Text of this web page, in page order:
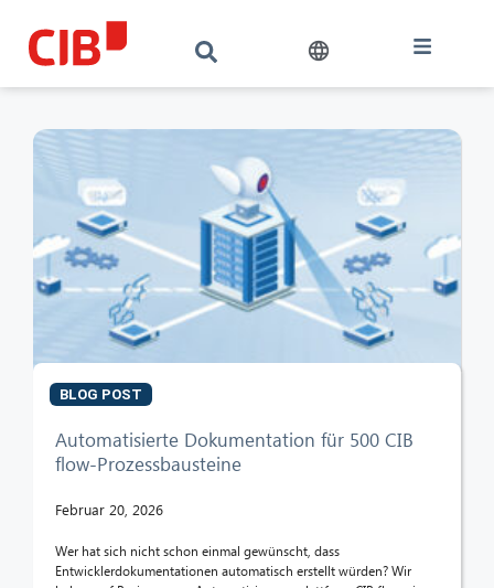
BLOG POST
Automatisierte Dokumentation für 500 CIB
flow-Prozessbausteine
Februar 20, 2026
Wer hat sich nicht schon einmal gewünscht, dass
Entwicklerdokumentationen automatisch erstellt würden? Wir